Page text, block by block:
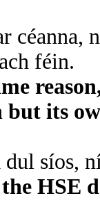
céanna,
féin.
but its
dul síos,
the HSE